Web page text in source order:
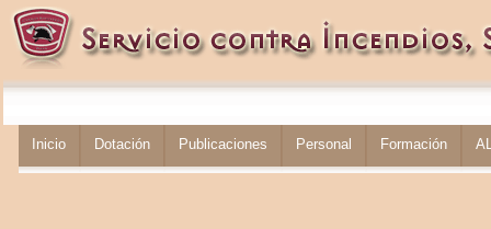
Inicio Dotación Publicaciones Personal Formación